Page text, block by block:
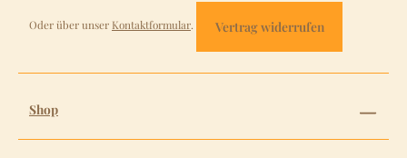
Oder über unser Kontaktformular. Vertrag widerrufen
Shop